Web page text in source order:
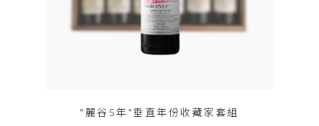
"麗谷5年"垂直年份收藏家套組